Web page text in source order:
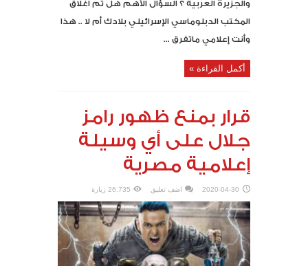
والجزيرة العربية ؟ السؤال الأهم هل تم اغلاق
المكتب الدبلوماسي الإسرائيلي بلادك أم لا .. هذا
وأنت إعلامي ماتفرق ...
أكمل القراءة »
قرار بمنع ظهور رامز
جلال على أي وسيلة
إعلامية مصرية
2020-04-30 اضف تعليق 26,735 زيارة